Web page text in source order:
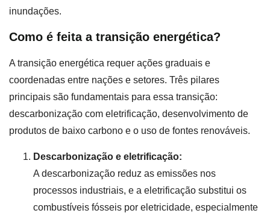
inundações.
Como é feita a transição energética?
A transição energética requer ações graduais e
coordenadas entre nações e setores. Três pilares
principais são fundamentais para essa transição:
descarbonização com eletrificação, desenvolvimento de
produtos de baixo carbono e o uso de fontes renováveis.
Descarbonização e eletrificação:
A descarbonização reduz as emissões nos
processos industriais, e a eletrificação substitui os
combustíveis fósseis por eletricidade, especialmente